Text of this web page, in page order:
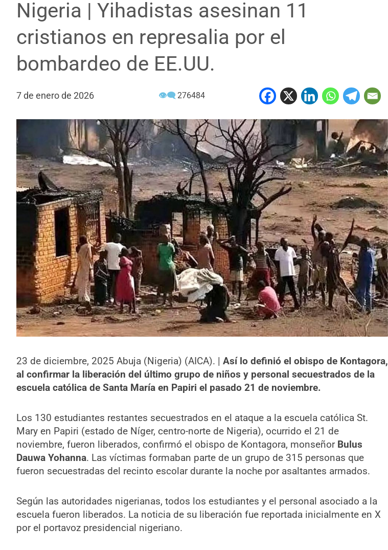
Nigeria | Yihadistas asesinan 11
cristianos en represalia por el
bombardeo de EE.UU.
7 de enero de 2026 👁‍🗨 276484
23 de diciembre, 2025 Abuja (Nigeria) (AICA). | Así lo definió el obispo de Kontagora,
al confirmar la liberación del último grupo de niños y personal secuestrados de la
escuela católica de Santa María en Papiri el pasado 21 de noviembre.
Los 130 estudiantes restantes secuestrados en el ataque a la escuela católica St.
Mary en Papiri (estado de Níger, centro-norte de Nigeria), ocurrido el 21 de
noviembre, fueron liberados, confirmó el obispo de Kontagora, monseñor Bulus
Dauwa Yohanna. Las víctimas formaban parte de un grupo de 315 personas que
fueron secuestradas del recinto escolar durante la noche por asaltantes armados.
Según las autoridades nigerianas, todos los estudiantes y el personal asociado a la
escuela fueron liberados. La noticia de su liberación fue reportada inicialmente en X
por el portavoz presidencial nigeriano.